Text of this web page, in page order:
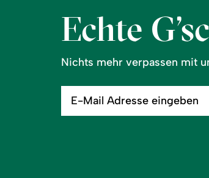
Echte
Nichts mehr verpassen mit
Mail
eingeben